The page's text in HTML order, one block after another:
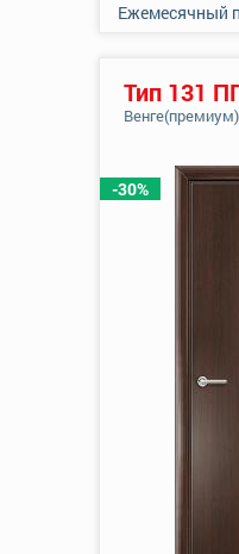
Ежемесячный
-30%
Тип 131
Венге(премиум)